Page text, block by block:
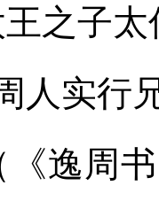
之子
人实行
《逸周